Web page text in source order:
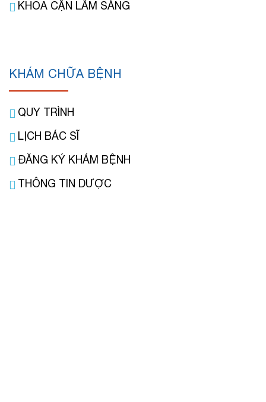
KHOA CẬN LÂM SÀNG
KHÁM CHỮA BỆNH
QUY TRÌNH
LỊCH BÁC SĨ
ĐĂNG KÝ KHÁM BỆNH
THÔNG TIN DƯỢC